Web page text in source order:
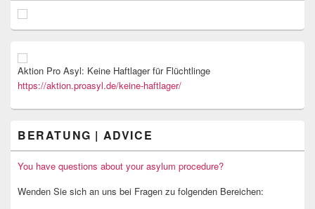
Aktion Pro Asyl: Keine Haftlager für Flüchtlinge
https://aktion.proasyl.de/keine-haftlager/
BERATUNG | ADVICE
You have questions about your asylum procedure?
Wenden Sie sich an uns bei Fragen zu folgenden Bereichen: